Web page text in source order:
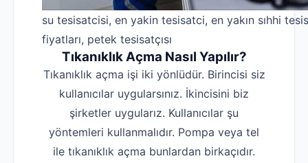
su tesisatcisi, en yakin tesisatci, en yakın sıhhi
fiyatları, petek tesisatçısı
Tıkanıklık Açma Nasıl Yapılır?
Tıkanıklık açma işi iki yönlüdür. Birincisi siz
kullanıcılar uygularsınız. İkincisini biz
şirketler uygularız. Kullanıcılar şu
yöntemleri kullanmalıdır. Pompa veya tel
ile tıkanıklık açma bunlardan birkaçıdır.